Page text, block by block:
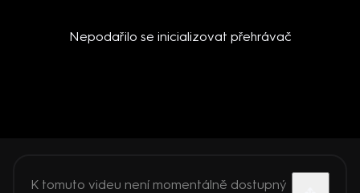
Nepodařilo se inicializovat přehrávač
K tomuto videu není momentálně dostupný